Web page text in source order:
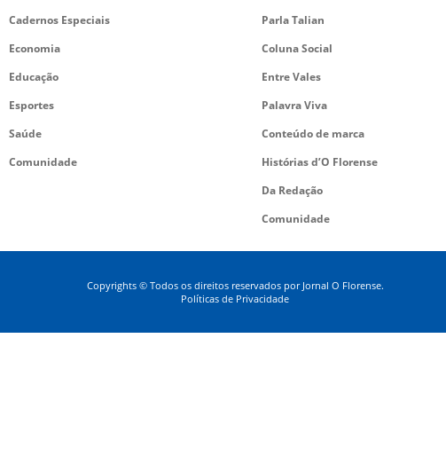
Cadernos Especiais
Economia
Educação
Esportes
Saúde
Comunidade
Parla Talian
Coluna Social
Entre Vales
Palavra Viva
Conteúdo de marca
Histórias d’O Florense
Da Redação
Comunidade
Copyrights © Todos os direitos reservados por Jornal O Florense.
Políticas de Privacidade